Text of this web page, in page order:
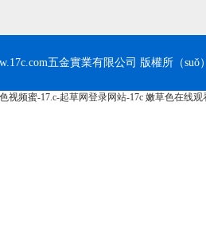
五金實業有限公司 版權所（suǒ
视频蜜-17.c-起草网登录网站-17c 嫩草色在线观